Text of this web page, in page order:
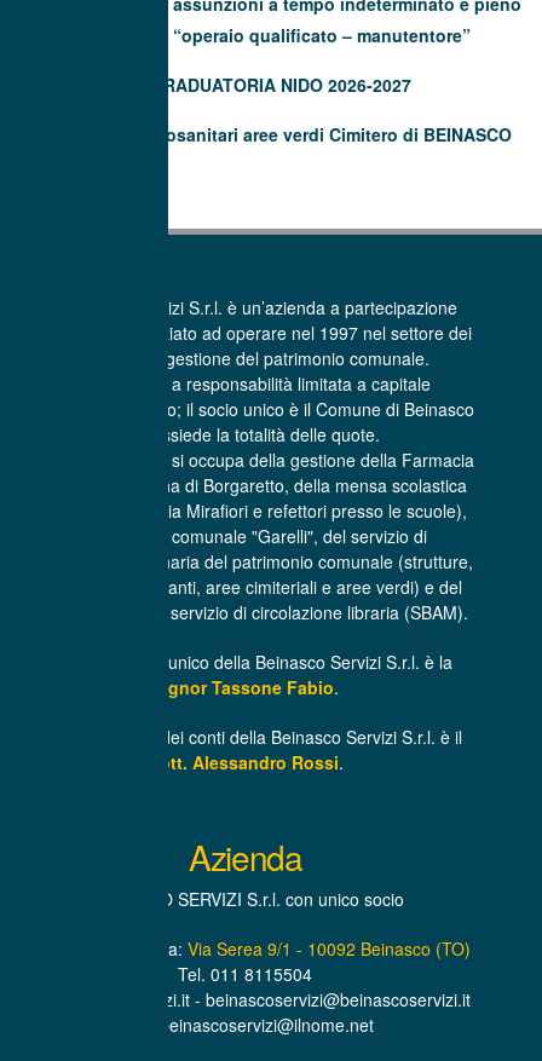
(40 ore) di “operaio qualificato – manutentore”
GRADUATORIA NIDO 2026-2027
Trattamenti fitosanitari aree verdi Cimitero di BEINASCO
La Beinasco Servizi S.r.l. è un’azienda a partecipazione
pubblica che ha iniziato ad operare nel 1997 nel settore dei
Servizi per la gestione del patrimonio comunale.
E’ una società a responsabilità limitata a capitale
interamente pubblico; il socio unico è il Comune di Beinasco
che possiede la totalità delle quote.
La Beinasco Servizi si occupa della gestione della Farmacia
comunale Sant’Anna di Borgaretto, della mensa scolastica
(centro cottura di via Mirafiori e refettori presso le scuole),
dell'asilo nido comunale "Garelli", del servizio di
manutenzione ordinaria del patrimonio comunale (strutture,
infrastrutture, impianti, aree cimiteriali e aree verdi) e del
trasporto libri per il servizio di circolazione libraria (SBAM).
L’Amministratore unico della Beinasco Servizi S.r.l. è la
Signor Tassone Fabio.
Il Revisore unico dei conti della Beinasco Servizi S.r.l. è il
Dott. Alessandro Rossi.
Azienda
BEINASCO SERVIZI S.r.l. con unico socio
Sede Amministrativa: Via Serea 9/1 - 10092 Beinasco (TO)
Tel. 011 8115504
www.beinascoservizi.it - beinascoservizi@beinascoservizi.it
PEC. beinascoservizi@ilnome.net